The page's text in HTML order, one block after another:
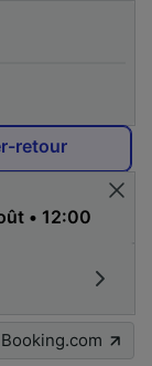
retour
Booking.com